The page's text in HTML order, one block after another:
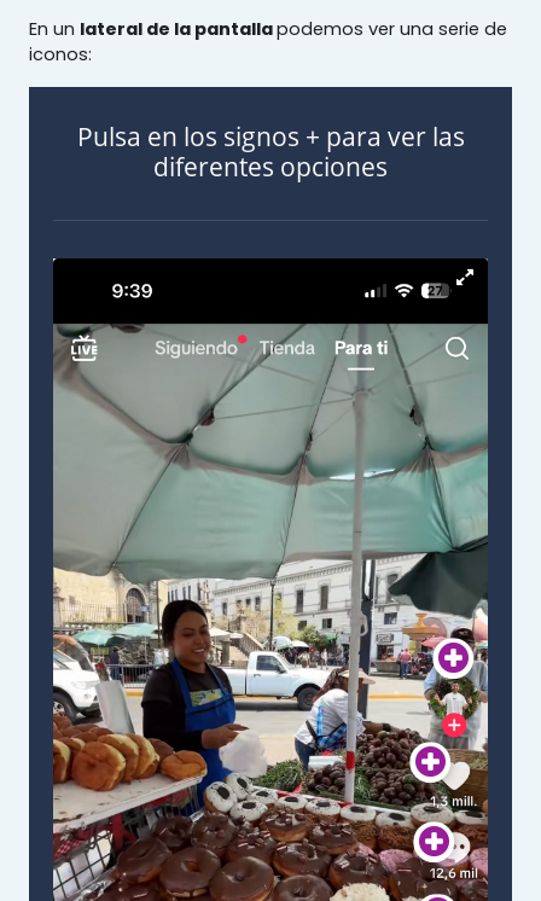
En un lateral de la pantallapodemos ver una serie de
iconos:
Pulsa en los signos + para ver las
diferentes opciones